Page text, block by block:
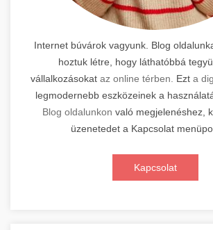
Internet búvárok vagyunk. Blog
hoztuk létre, hogy láthatóbbá
vállalkozásokat az online térben. Ezt a
legmodernebb eszközeinek a
Blog oldalunkon való megjelenéshez,
üzenetedet a Kapcsolat
Kapcsolat